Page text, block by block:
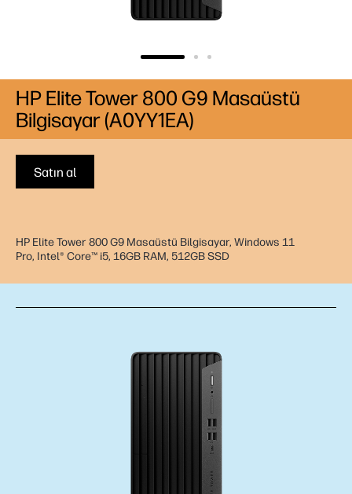
Satın al
HP Elite Tower 800 G9 Masaüstü Bilgisayar, Windows 11
Pro, Intel® Core™ i5, 16GB RAM, 512GB SSD
HP Elite Tower 800 G9 Masaüstü
Bilgisayar (A0YY1EA)